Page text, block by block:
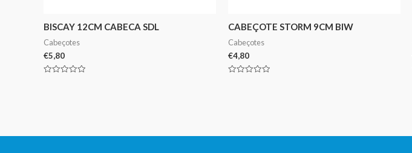
BISCAY 12CM CABECA SDL
Cabeçotes
€5,80
CABEÇOTE STORM 9CM BIW
Cabeçotes
€4,80